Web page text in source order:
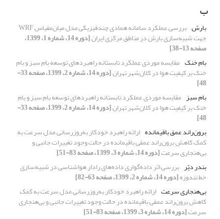
ب
بارش بررسی عملکرد سامانه همادی چند‌فیزیکی مدل میان‌مقیاس WRF
جهت شبیه‌سازی بارش در مناطق مرکزی ایران [دوره 14، شماره 1، 1399،
صفحه 13-38]
بام خنک مقایسه موردی عملکرد تابستانه راهبردهای توسعه بام سبز و بام
خنک بر کیفیت هوا در کلان‌شهر تهران [دوره 14، شماره 2، 1399، صفحه 33-
48]
بام سبز مقایسه موردی عملکرد تابستانه راهبردهای توسعه بام سبز و بام
خنک بر کیفیت هوا در کلان‌شهر تهران [دوره 14، شماره 2، 1399، صفحه 33-
48]
برون‌راند عمق باقیمانده ارائه راهبرد خودکار به‌روز‌رسانی مدل سرعت به
کمک کاهش برون‌راند عمقی باقیمانده در حالت وجود تغییرات جانبی و
بی‌هنجاری سرعت[دوره 14، شماره 3، 1399، صفحه 83-51]
بندر دیّر بررسی اثر داده‌گواری داده‌های رادار هواشناسی در شبیه‌سازی
خط تندوزه[دوره 14، شماره 2، 1399، صفحه 63-82]
بی‌هنجاری سرعت ارائه راهبرد خودکار به‌روز‌رسانی مدل سرعت به کمک
کاهش برون‌راند عمقی باقیمانده در حالت وجود تغییرات جانبی و بی‌هنجاری
سرعت[دوره 14، شماره 3، 1399، صفحه 83-51]